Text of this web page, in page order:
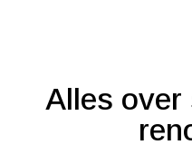
Alles over